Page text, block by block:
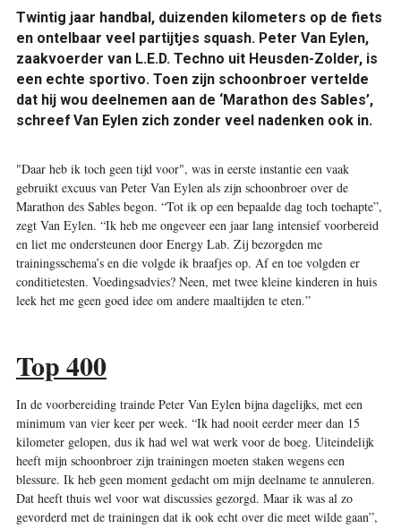
Twintig jaar handbal, duizenden kilometers op de fiets
en ontelbaar veel partijtjes squash. Peter Van Eylen,
zaakvoerder van L.E.D. Techno uit Heusden-Zolder, is
een echte sportivo. Toen zijn schoonbroer vertelde
dat hij wou deelnemen aan de ‘Marathon des Sables’,
schreef Van Eylen zich zonder veel nadenken ook in.
"Daar heb ik toch geen tijd voor", was in eerste instantie een vaak
gebruikt excuus van Peter Van Eylen als zijn schoonbroer over de
Marathon des Sables begon. “Tot ik op een bepaalde dag toch toehapte”,
zegt Van Eylen. “Ik heb me ongeveer een jaar lang intensief voorbereid
en liet me ondersteunen door Energy Lab. Zij bezorgden me
trainingsschema’s en die volgde ik braafjes op. Af en toe volgden er
conditietesten. Voedingsadvies? Neen, met twee kleine kinderen in huis
leek het me geen goed idee om andere maaltijden te eten.”
Top 400
In de voorbereiding trainde Peter Van Eylen bijna dagelijks, met een
minimum van vier keer per week. “Ik had nooit eerder meer dan 15
kilometer gelopen, dus ik had wel wat werk voor de boeg. Uiteindelijk
heeft mijn schoonbroer zijn trainingen moeten staken wegens een
blessure. Ik heb geen moment gedacht om mijn deelname te annuleren.
Dat heeft thuis wel voor wat discussies gezorgd. Maar ik was al zo
gevorderd met de trainingen dat ik ook echt over die meet wilde gaan”,